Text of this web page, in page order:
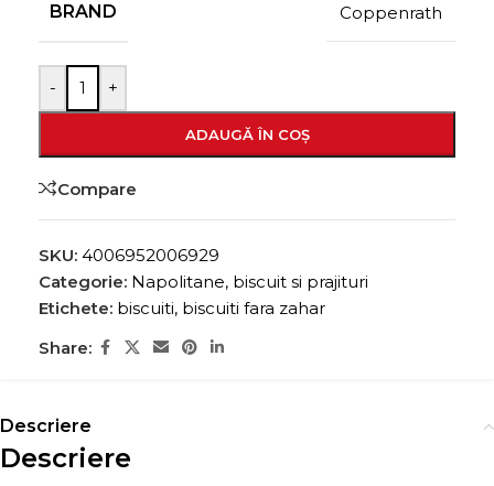
BRAND Coppenrath
- +
ADAUGĂ ÎN COȘ
Compare
SKU: 4006952006929
Categorie: Napolitane, biscuit si prajituri
Etichete: biscuiti, biscuiti fara zahar
Share:
Descriere
Descriere